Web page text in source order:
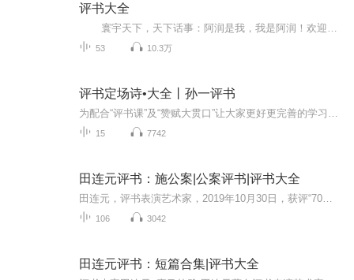
评书大全
53 10.3万
评书定场诗•大全丨孙一评书
15 7742
田连元评书：施公案|公案评书|评书大全
106 3042
田连元评书：短篇合集|评书大全